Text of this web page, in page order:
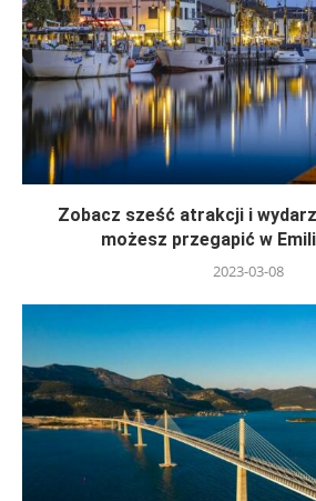
Zobacz sześć atrakcji i
możesz przegapić w
2023-03-08